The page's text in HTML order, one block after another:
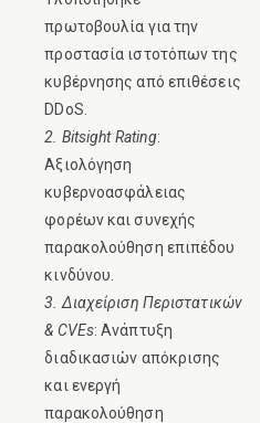
πρωτοβουλία για την
προστασία ιστοτόπων της
κυβέρνησης από επιθέσεις
DDoS.
2. Bitsight Rating:
Αξιολόγηση
κυβερνοασφάλειας
φορέων και συνεχής
παρακολούθηση επιπέδου
κινδύνου.
3. Διαχείριση Περιστατικών
& CVEs: Ανάπτυξη
διαδικασιών απόκρισης
και ενεργή
παρακολούθηση